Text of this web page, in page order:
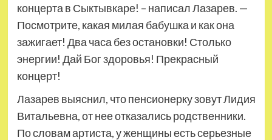
концерта в Сыктывкаре! – написал Лазарев. —
Посмотрите, какая милая бабушка и как она
зажигает! Два часа без остановки! Столько
энергии! Дай Бог здоровья! Прекрасный
концерт!
Лазарев выяснил, что пенсионерку зовут Лидия
Витальевна, от нее отказались родственники.
По словам артиста, у женщины есть серьезные